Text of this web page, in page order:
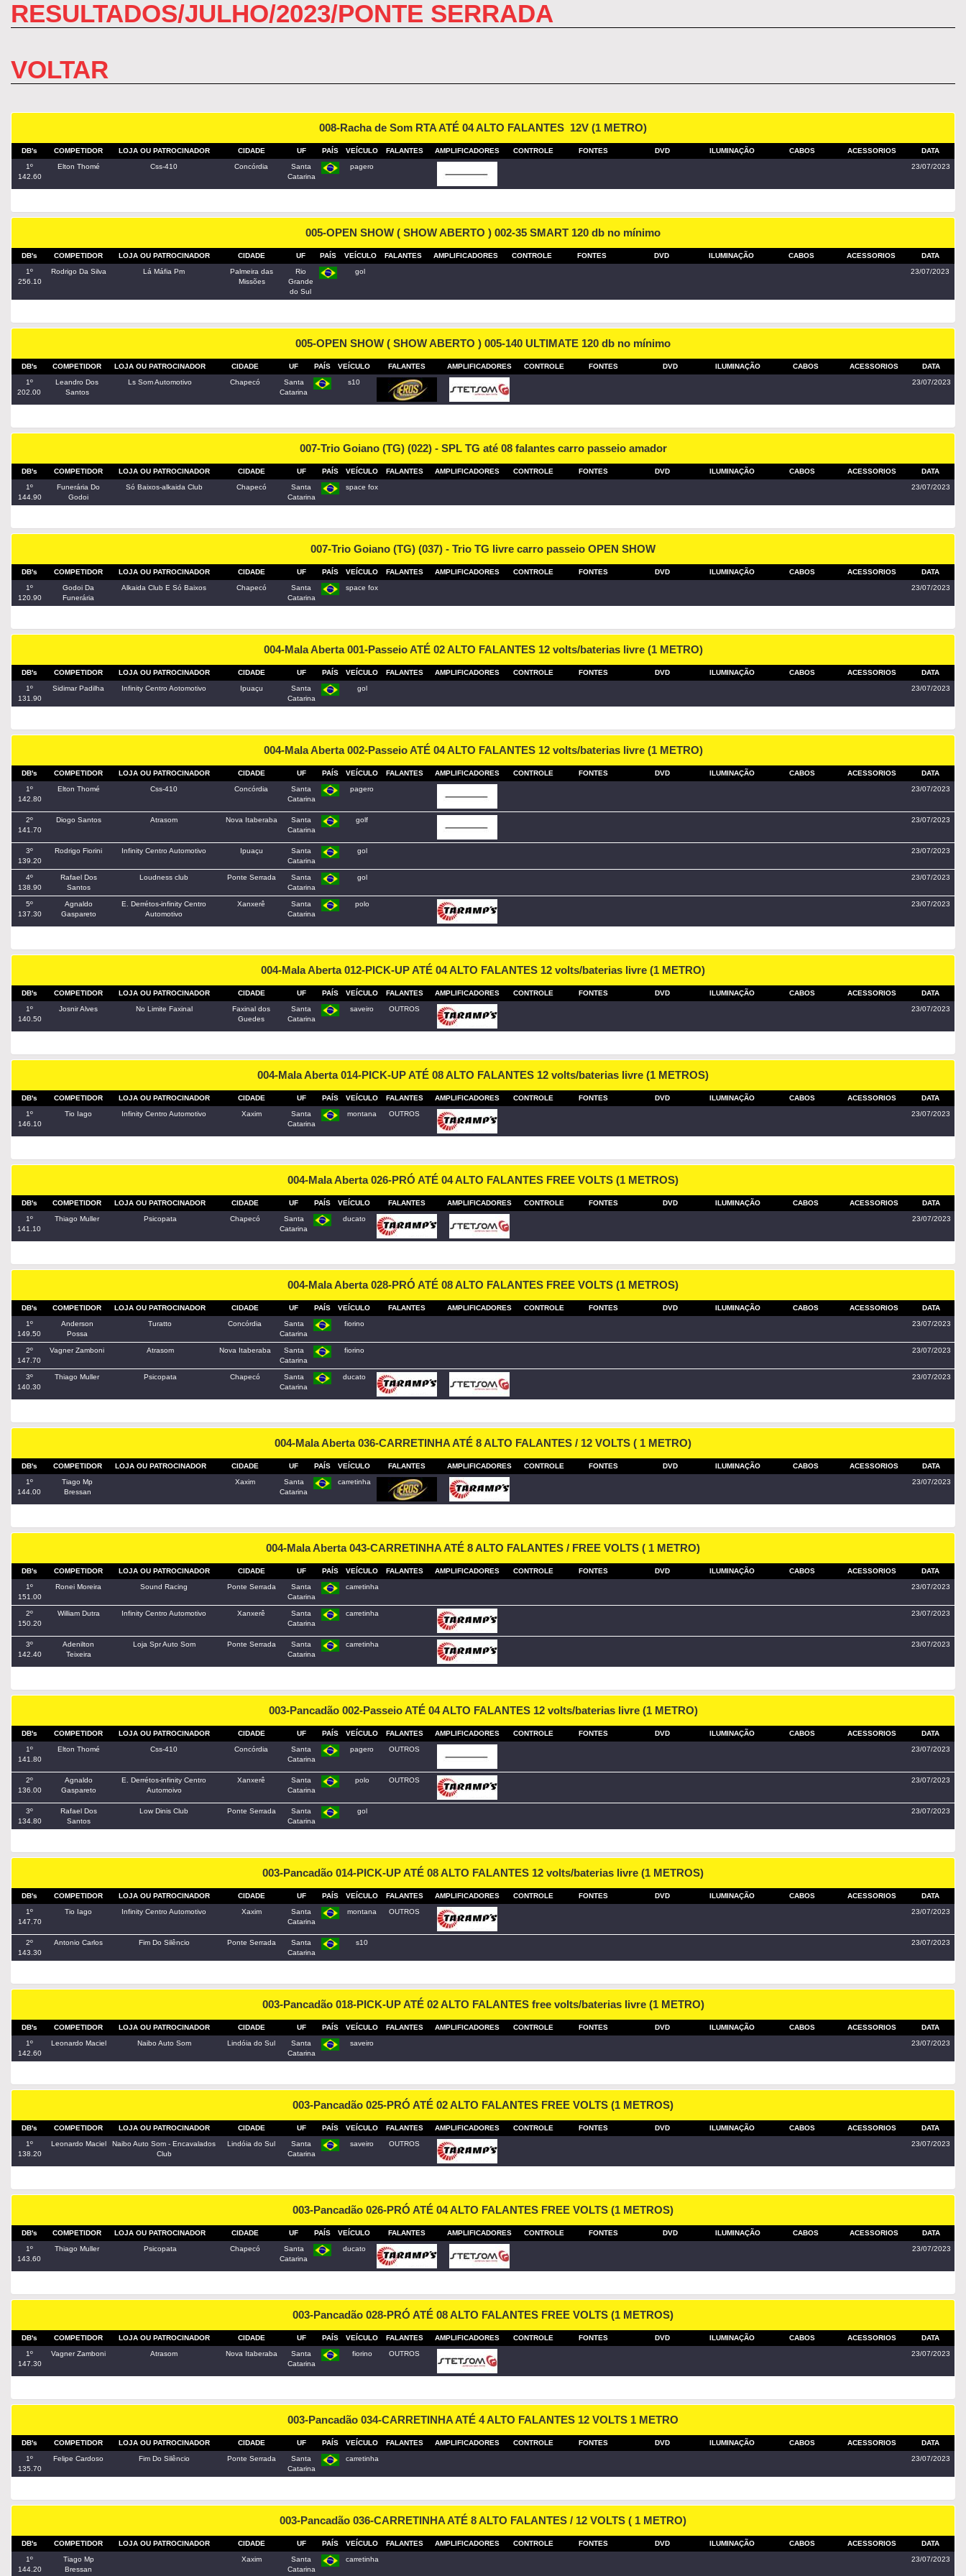
RESULTADOS/JULHO/2023/PONTE SERRADA
VOLTAR
008-Racha de Som RTA ATÉ 04 ALTO FALANTES 12V (1 METRO)
DB's COMPETIDOR LOJA OU PATROCINADOR CIDADE UF PAÍS VEÍCULO FALANTES AMPLIFICADORES CONTROLE FONTES DVD ILUMINAÇÃO CABOS ACESSORIOS
DATA
1º
142.60
Elton Thomé Css-410 Concórdia
Santa
Catarina
pagero 23/07/2023
005-OPEN SHOW ( SHOW ABERTO ) 002-35 SMART 120 db no mínimo
DB's COMPETIDOR LOJA OU PATROCINADOR CIDADE UF PAÍS VEÍCULO FALANTES AMPLIFICADORES CONTROLE FONTES DVD ILUMINAÇÃO CABOS ACESSORIOS
DATA
1º
256.10
Rodrigo Da Silva Lá Máfia Pm
Palmeira das
Missões
Rio
Grande
do Sul
gol 23/07/2023
005-OPEN SHOW ( SHOW ABERTO ) 005-140 ULTIMATE 120 db no mínimo
DB's COMPETIDOR LOJA OU PATROCINADOR CIDADE UF PAÍS VEÍCULO FALANTES AMPLIFICADORES CONTROLE FONTES DVD ILUMINAÇÃO CABOS ACESSORIOS
DATA
1º
202.00
Leandro Dos
Santos
Ls Som Automotivo Chapecó
Santa
Catarina
s10 23/07/2023
007-Trio Goiano (TG) (022) - SPL TG até 08 falantes carro passeio amador
DB's COMPETIDOR LOJA OU PATROCINADOR CIDADE UF PAÍS VEÍCULO FALANTES AMPLIFICADORES CONTROLE FONTES DVD ILUMINAÇÃO CABOS ACESSORIOS
DATA
1º
144.90
Funerária Do
Godoi
Só Baixos-alkaida Club Chapecó
Santa
Catarina
space fox 23/07/2023
007-Trio Goiano (TG) (037) - Trio TG livre carro passeio OPEN SHOW
DB's COMPETIDOR LOJA OU PATROCINADOR CIDADE UF PAÍS VEÍCULO FALANTES AMPLIFICADORES CONTROLE FONTES DVD ILUMINAÇÃO CABOS ACESSORIOS
DATA
1º
120.90
Godoi Da
Funerária
Alkaida Club E Só Baixos Chapecó
Santa
Catarina
space fox 23/07/2023
004-Mala Aberta 001-Passeio ATÉ 02 ALTO FALANTES 12 volts/baterias livre (1 METRO)
DB's COMPETIDOR LOJA OU PATROCINADOR CIDADE UF PAÍS VEÍCULO FALANTES AMPLIFICADORES CONTROLE FONTES DVD ILUMINAÇÃO CABOS ACESSORIOS
DATA
1º
131.90
Sidimar Padilha Infinity Centro Aotomotivo Ipuaçu
Santa
Catarina
gol 23/07/2023
004-Mala Aberta 002-Passeio ATÉ 04 ALTO FALANTES 12 volts/baterias livre (1 METRO)
DB's COMPETIDOR LOJA OU PATROCINADOR CIDADE UF PAÍS VEÍCULO FALANTES AMPLIFICADORES CONTROLE FONTES DVD ILUMINAÇÃO CABOS ACESSORIOS
DATA
1º
142.80
Elton Thomé Css-410 Concórdia
Santa
Catarina
pagero 23/07/2023
2º
141.70
Diogo Santos Atrasom Nova Itaberaba
Santa
Catarina
golf 23/07/2023
3º
139.20
Rodrigo Fiorini Infinity Centro Automotivo Ipuaçu
Santa
Catarina
gol 23/07/2023
4º
138.90
Rafael Dos
Santos
Loudness club Ponte Serrada
Santa
Catarina
gol 23/07/2023
5º
137.30
Agnaldo
Gaspareto
E. Derrétos-infinity Centro
Automotivo
Xanxerê
Santa
Catarina
polo 23/07/2023
004-Mala Aberta 012-PICK-UP ATÉ 04 ALTO FALANTES 12 volts/baterias livre (1 METRO)
DB's COMPETIDOR LOJA OU PATROCINADOR CIDADE UF PAÍS VEÍCULO FALANTES AMPLIFICADORES CONTROLE FONTES DVD ILUMINAÇÃO CABOS ACESSORIOS
DATA
1º
140.50
Josnir Alves No Limite Faxinal
Faxinal dos
Guedes
Santa
Catarina
saveiro OUTROS 23/07/2023
004-Mala Aberta 014-PICK-UP ATÉ 08 ALTO FALANTES 12 volts/baterias livre (1 METROS)
DB's COMPETIDOR LOJA OU PATROCINADOR CIDADE UF PAÍS VEÍCULO FALANTES AMPLIFICADORES CONTROLE FONTES DVD ILUMINAÇÃO CABOS ACESSORIOS
DATA
1º
146.10
Tio Iago Infinity Centro Automotivo Xaxim
Santa
Catarina
montana OUTROS 23/07/2023
004-Mala Aberta 026-PRÓ ATÉ 04 ALTO FALANTES FREE VOLTS (1 METROS)
DB's COMPETIDOR LOJA OU PATROCINADOR CIDADE UF PAÍS VEÍCULO FALANTES AMPLIFICADORES CONTROLE FONTES DVD ILUMINAÇÃO CABOS ACESSORIOS
DATA
1º
141.10
Thiago Muller Psicopata Chapecó
Santa
Catarina
ducato 23/07/2023
004-Mala Aberta 028-PRÓ ATÉ 08 ALTO FALANTES FREE VOLTS (1 METROS)
DB's COMPETIDOR LOJA OU PATROCINADOR CIDADE UF PAÍS VEÍCULO FALANTES AMPLIFICADORES CONTROLE FONTES DVD ILUMINAÇÃO CABOS ACESSORIOS
DATA
1º
149.50
Anderson
Possa
Turatto Concórdia
Santa
Catarina
fiorino 23/07/2023
2º
147.70
Vagner Zamboni Atrasom Nova Itaberaba
Santa
Catarina
fiorino 23/07/2023
3º
140.30
Thiago Muller Psicopata Chapecó
Santa
Catarina
ducato 23/07/2023
004-Mala Aberta 036-CARRETINHA ATÉ 8 ALTO FALANTES / 12 VOLTS ( 1 METRO)
DB's COMPETIDOR LOJA OU PATROCINADOR CIDADE UF PAÍS VEÍCULO FALANTES AMPLIFICADORES CONTROLE FONTES DVD ILUMINAÇÃO CABOS ACESSORIOS
DATA
1º
144.00
Tiago Mp
Bressan
Xaxim
Santa
Catarina
carretinha 23/07/2023
004-Mala Aberta 043-CARRETINHA ATÉ 8 ALTO FALANTES / FREE VOLTS ( 1 METRO)
DB's COMPETIDOR LOJA OU PATROCINADOR CIDADE UF PAÍS VEÍCULO FALANTES AMPLIFICADORES CONTROLE FONTES DVD ILUMINAÇÃO CABOS ACESSORIOS
DATA
1º
151.00
Ronei Moreira Sound Racing Ponte Serrada
Santa
Catarina
carretinha 23/07/2023
2º
150.20
William Dutra Infinity Centro Automotivo Xanxerê
Santa
Catarina
carretinha 23/07/2023
3º
142.40
Adenilton
Teixeira
Loja Spr Auto Som Ponte Serrada
Santa
Catarina
carretinha 23/07/2023
003-Pancadão 002-Passeio ATÉ 04 ALTO FALANTES 12 volts/baterias livre (1 METRO)
DB's COMPETIDOR LOJA OU PATROCINADOR CIDADE UF PAÍS VEÍCULO FALANTES AMPLIFICADORES CONTROLE FONTES DVD ILUMINAÇÃO CABOS ACESSORIOS
DATA
1º
141.80
Elton Thomé Css-410 Concórdia
Santa
Catarina
pagero OUTROS 23/07/2023
2º
136.00
Agnaldo
Gaspareto
E. Derrétos-infinity Centro
Automoivo
Xanxerê
Santa
Catarina
polo OUTROS 23/07/2023
3º
134.80
Rafael Dos
Santos
Low Dinis Club Ponte Serrada
Santa
Catarina
gol 23/07/2023
003-Pancadão 014-PICK-UP ATÉ 08 ALTO FALANTES 12 volts/baterias livre (1 METROS)
DB's COMPETIDOR LOJA OU PATROCINADOR CIDADE UF PAÍS VEÍCULO FALANTES AMPLIFICADORES CONTROLE FONTES DVD ILUMINAÇÃO CABOS ACESSORIOS
DATA
1º
147.70
Tio Iago Infinity Centro Automotivo Xaxim
Santa
Catarina
montana OUTROS 23/07/2023
2º
143.30
Antonio Carlos Fim Do Silêncio Ponte Serrada
Santa
Catarina
s10 23/07/2023
003-Pancadão 018-PICK-UP ATÉ 02 ALTO FALANTES free volts/baterias livre (1 METRO)
DB's COMPETIDOR LOJA OU PATROCINADOR CIDADE UF PAÍS VEÍCULO FALANTES AMPLIFICADORES CONTROLE FONTES DVD ILUMINAÇÃO CABOS ACESSORIOS
DATA
1º
142.60
Leonardo Maciel Naibo Auto Som Lindóia do Sul
Santa
Catarina
saveiro 23/07/2023
003-Pancadão 025-PRÓ ATÉ 02 ALTO FALANTES FREE VOLTS (1 METROS)
DB's COMPETIDOR LOJA OU PATROCINADOR CIDADE UF PAÍS VEÍCULO FALANTES AMPLIFICADORES CONTROLE FONTES DVD ILUMINAÇÃO CABOS ACESSORIOS
DATA
1º
138.20
Leonardo Maciel
Naibo Auto Som - Encavalados
Club
Lindóia do Sul
Santa
Catarina
saveiro OUTROS 23/07/2023
003-Pancadão 026-PRÓ ATÉ 04 ALTO FALANTES FREE VOLTS (1 METROS)
DB's COMPETIDOR LOJA OU PATROCINADOR CIDADE UF PAÍS VEÍCULO FALANTES AMPLIFICADORES CONTROLE FONTES DVD ILUMINAÇÃO CABOS ACESSORIOS
DATA
1º
143.60
Thiago Muller Psicopata Chapecó
Santa
Catarina
ducato 23/07/2023
003-Pancadão 028-PRÓ ATÉ 08 ALTO FALANTES FREE VOLTS (1 METROS)
DB's COMPETIDOR LOJA OU PATROCINADOR CIDADE UF PAÍS VEÍCULO FALANTES AMPLIFICADORES CONTROLE FONTES DVD ILUMINAÇÃO CABOS ACESSORIOS
DATA
1º
147.30
Vagner Zamboni Atrasom Nova Itaberaba
Santa
Catarina
fiorino OUTROS 23/07/2023
003-Pancadão 034-CARRETINHA ATÉ 4 ALTO FALANTES 12 VOLTS 1 METRO
DB's COMPETIDOR LOJA OU PATROCINADOR CIDADE UF PAÍS VEÍCULO FALANTES AMPLIFICADORES CONTROLE FONTES DVD ILUMINAÇÃO CABOS ACESSORIOS
DATA
1º
135.70
Felipe Cardoso Fim Do Silêncio Ponte Serrada
Santa
Catarina
carretinha 23/07/2023
003-Pancadão 036-CARRETINHA ATÉ 8 ALTO FALANTES / 12 VOLTS ( 1 METRO)
DB's COMPETIDOR LOJA OU PATROCINADOR CIDADE UF PAÍS VEÍCULO FALANTES AMPLIFICADORES CONTROLE FONTES DVD ILUMINAÇÃO CABOS ACESSORIOS
DATA
1º
144.20
Tiago Mp
Bressan
Xaxim
Santa
Catarina
carretinha 23/07/2023